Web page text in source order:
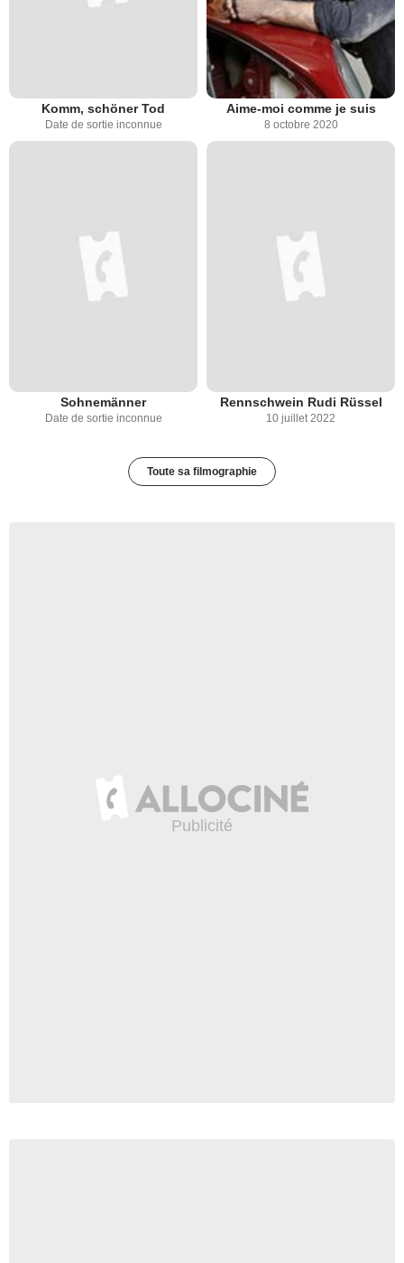
Komm, schöner Tod
Date de sortie inconnue
Aime-moi comme je suis
8 octobre 2020
Sohnemänner
Date de sortie inconnue
Rennschwein Rudi Rüssel
10 juillet 2022
Toute sa filmographie